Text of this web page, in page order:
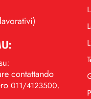
contattando
011/4123500.